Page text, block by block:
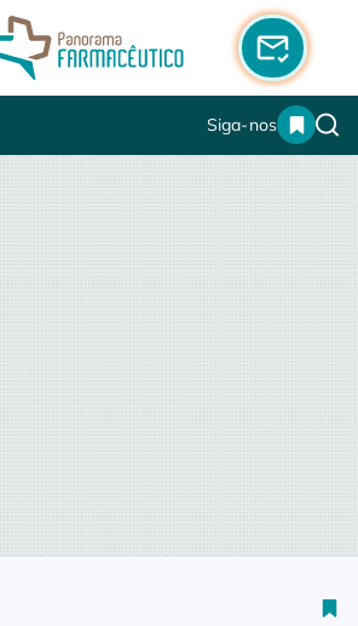
Siga-nos
A corrida pelas embalagens para vacinas